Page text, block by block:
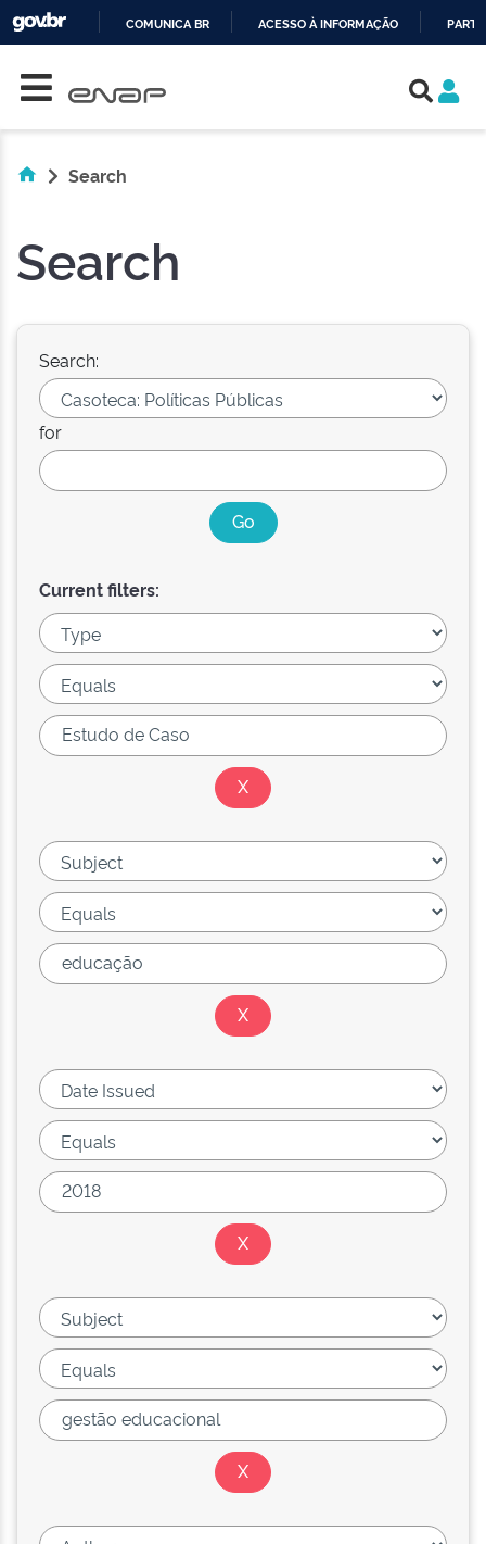
COMUNICA BR ACESSO À INFORMAÇÃO
Search
Search
Search:
for
Current filters: